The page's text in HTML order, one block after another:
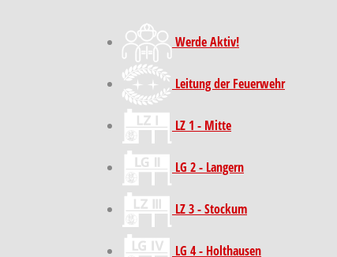
Werde Aktiv!
Leitung der Feuerwehr
LZ 1 - Mitte
LG 2 - Langern
LZ 3 - Stockum
LG 4 - Holthausen